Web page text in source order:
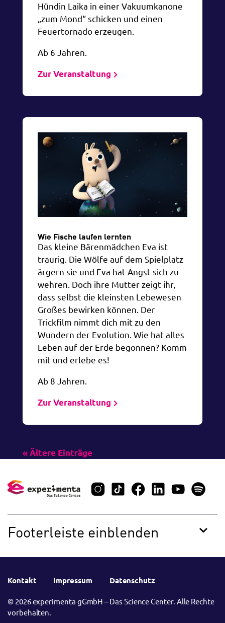
Hündin Laika in einer Vakuumkanone
„zum Mond“ schicken und einen
Feuertornado erzeugen.
Ab 6 Jahren.
Zur Veranstaltung
Wie Fische laufen lernten
Das kleine Bärenmädchen Eva ist
traurig. Die Wölfe auf dem Spielplatz
ärgern sie und Eva hat Angst sich zu
wehren. Doch ihre Mutter zeigt ihr,
dass selbst die kleinsten Lebewesen
Großes bewirken können. Der
Trickfilm nimmt dich mit zu den
Wundern der Evolution. Wie hat alles
Leben auf der Erde begonnen? Komm
mit und erlebe es!
Ab 8 Jahren.
Zur Veranstaltung
« Ältere Einträge
Footerleiste einblenden
Kontakt Impressum Datenschutz
© 2026 experimenta gGmbH – Das Science Center. Alle Rechte
vorbehalten.